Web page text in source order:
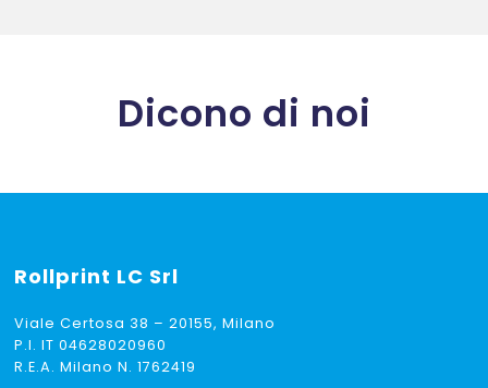
Dicono di noi
Rollprint LC Srl
Viale Certosa 38 – 20155, Milano
P.I. IT 04628020960
R.E.A. Milano N. 1762419